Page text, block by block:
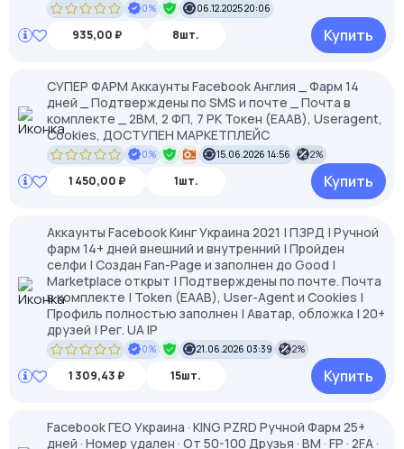
0% 06.12.2025 20:06
935,00 ₽ 8шт. Купить
СУПЕР ФАРМ Аккаунты Facebook Англия _ Фарм 14
дней _ Подтверждены по SMS и почте _ Почта в
комплекте _ 2BM, 2 ФП, 7 РК Токен (EAAB), Useragent,
Cookies, ДОСТУПЕН МАРКЕТПЛЕЙС
0% 15.06.2026 14:56 2%
1 450,00 ₽ 1шт. Купить
Аккаунты Facebook Кинг Украина 2021 | ПЗРД | Ручной
фарм 14+ дней внешний и внутренний | Пройден
селфи | Создан Fan-Page и заполнен до Good |
Marketplace открыт | Подтверждены по почте. Почта
в комплекте | Token (EAAB), User-Agent и Cookies |
Профиль полностью заполнен | Аватар, обложка | 20+
друзей | Рег. UA IP
0% 21.06.2026 03:39 2%
1 309,43 ₽ 15шт. Купить
Facebook ГЕО Украина · KING PZRD Ручной Фарм 25+
дней · Номер удален · От 50-100 Друзья · BM · FP · 2FA ·